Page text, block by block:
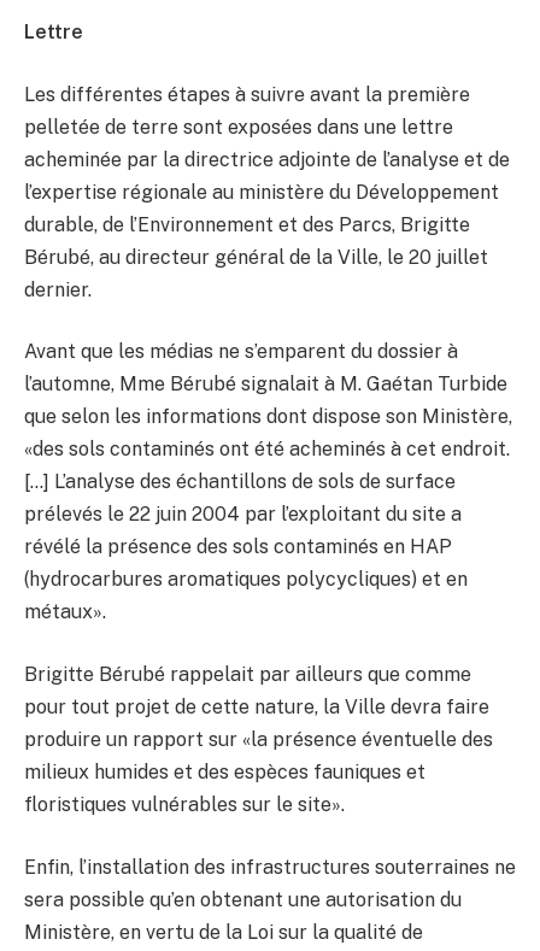
Lettre
Les différentes étapes à suivre avant la première
pelletée de terre sont exposées dans une lettre
acheminée par la directrice adjointe de l’analyse et de
l’expertise régionale au ministère du Développement
durable, de l’Environnement et des Parcs, Brigitte
Bérubé, au directeur général de la Ville, le 20 juillet
dernier.
Avant que les médias ne s’emparent du dossier à
l’automne, Mme Bérubé signalait à M. Gaétan Turbide
que selon les informations dont dispose son Ministère,
«des sols contaminés ont été acheminés à cet endroit.
[…] L’analyse des échantillons de sols de surface
prélevés le 22 juin 2004 par l’exploitant du site a
révélé la présence des sols contaminés en HAP
(hydrocarbures aromatiques polycycliques) et en
métaux».
Brigitte Bérubé rappelait par ailleurs que comme
pour tout projet de cette nature, la Ville devra faire
produire un rapport sur «la présence éventuelle des
milieux humides et des espèces fauniques et
floristiques vulnérables sur le site».
Enfin, l’installation des infrastructures souterraines ne
sera possible qu’en obtenant une autorisation du
Ministère, en vertu de la Loi sur la qualité de